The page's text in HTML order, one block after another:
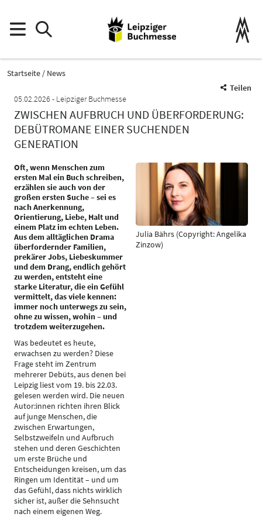
Startseite
News
Teilen
05.02.2026
Leipziger Buchmesse
ZWISCHEN AUFBRUCH UND ÜBERFORDERUNG:
DEBÜTROMANE EINER SUCHENDEN
GENERATION
Oft, wenn Menschen zum
ersten Mal ein Buch schreiben,
erzählen sie auch von der
großen ersten Suche – sei es
nach Anerkennung,
Orientierung, Liebe, Halt und
einem Platz im echten Leben.
Aus dem alltäglichen Drama
überfordernder Familien,
prekärer Jobs, Liebeskummer
und dem Drang, endlich gehört
zu werden, entsteht eine
starke Literatur, die ein Gefühl
vermittelt, das viele kennen:
immer noch unterwegs zu sein,
ohne zu wissen, wohin – und
trotzdem weiterzugehen.
Was bedeutet es heute,
erwachsen zu werden? Diese
Frage steht im Zentrum
mehrerer Debüts, aus denen bei
Leipzig liest vom 19. bis 22.03.
gelesen werden wird. Die neuen
Autor:innen richten ihren Blick
auf junge Menschen, die
zwischen Erwartungen,
Selbstzweifeln und Aufbruch
stehen und deren Geschichten
um erste Brüche und
Entscheidungen kreisen, um das
Ringen um Identität – und um
das Gefühl, dass nichts wirklich
sicher ist, außer die Sehnsucht
nach einem eigenen Weg.
Julia Bährs (Copyright: Angelika
Zinzow)